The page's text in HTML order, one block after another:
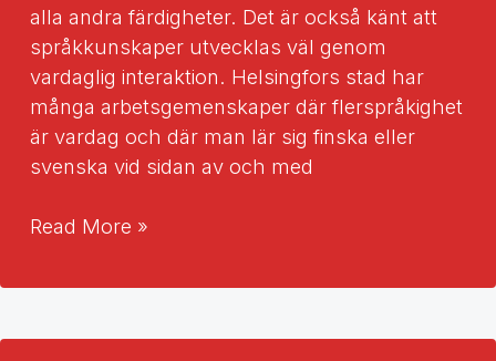
alla andra färdigheter. Det är också känt att
språkkunskaper utvecklas väl genom
vardaglig interaktion. Helsingfors stad har
många arbetsgemenskaper där flerspråkighet
är vardag och där man lär sig finska eller
svenska vid sidan av och med
Språkkunskaperna
på
–
Read More »